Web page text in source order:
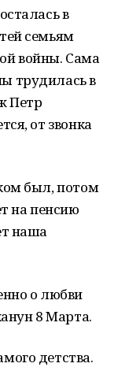
в
семьям
войны. Сама
трудилась в
Петр
от звонка
был, потом
на пенсию
наша
о любви
8 Марта.
детства.